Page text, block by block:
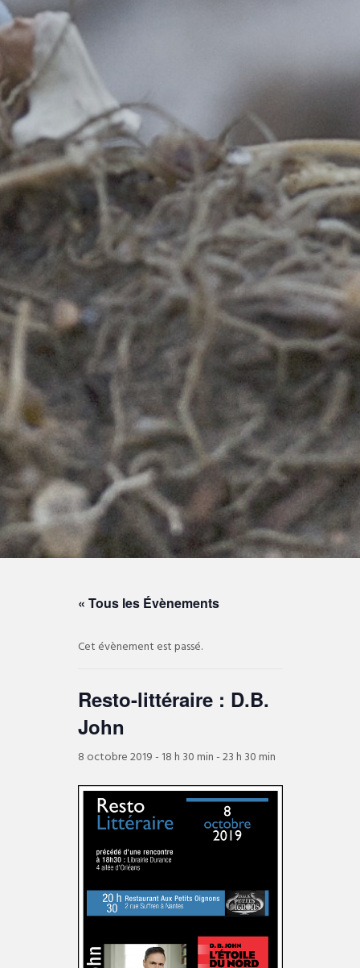
« Tous les Évènements
Cet évènement est passé.
Resto-littéraire : D.B.
John
8 octobre 2019 - 18 h 30 min-23 h 30 min